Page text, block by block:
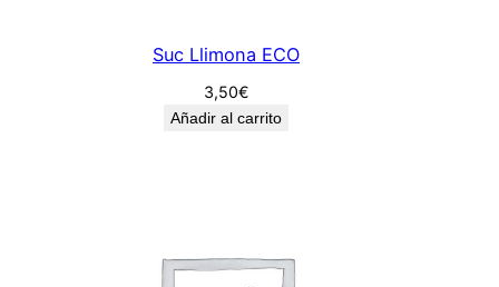
Suc Llimona ECO
3,50€
Añadir al carrito